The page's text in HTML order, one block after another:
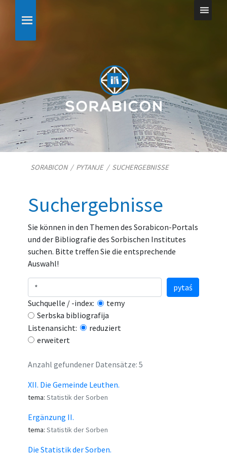
SORABICON/ PYTANJE/ SUCHERGEBNISSE
Suchergebnisse
Sie können in den Themen des Sorabicon-Portals
und der Bibliografie des Sorbischen Institutes
suchen. Bitte treffen Sie die entsprechende
Auswahl!
Suchquelle / -index:
temy
Serbska bibliografija
Listenansicht:
reduziert
erweitert
pytaś
Anzahl gefundener Datensätze: 5
XII. Die Gemeinde Leuthen.
tema: Statistik der Sorben
Ergänzung II.
tema: Statistik der Sorben
Die Statistik der Sorben.